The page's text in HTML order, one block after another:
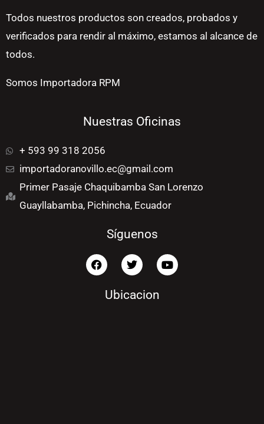
Todos nuestros productos son creados, probados y
verificados para rendir al máximo, estamos al alcance de
todos.
Somos Importadora RPM
Nuestras Oficinas
+ 593 99 318 2056
importadoranovillo.ec@gmail.com
Primer Pasaje Chaquibamba San Lorenzo
Guayllabamba, Pichincha, Ecuador
Síguenos
F
a
T
w
t
t
Y
o
Ubicacion